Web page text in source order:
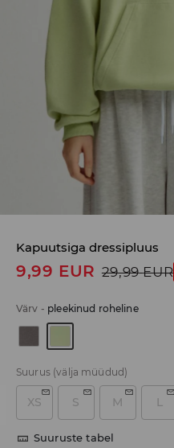
Kapuutsiga dressipluus
9,99 EUR 29,99 EUR
Värv - pleekinud roheline
Suurus (välja müüdud)
XS S M L
Suuruste tabel